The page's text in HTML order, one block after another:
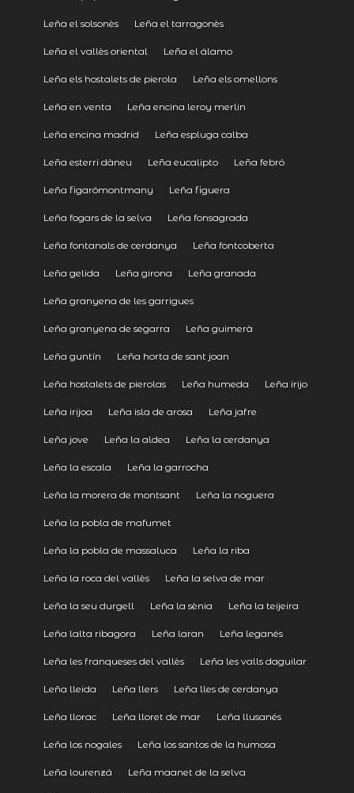
Leña el solsonès Leña el tarragonès
Leña el vallès oriental Leña el álamo
Leña els hostalets de pierola Leña els omellons
Leña en venta Leña encina leroy merlin
Leña encina madrid Leña espluga calba
Leña esterri dàneu Leña eucalipto Leña febró
Leña figarómontmany Leña figuera
Leña fogars de la selva Leña fonsagrada
Leña fontanals de cerdanya Leña fontcoberta
Leña gelida Leña girona Leña granada
Leña granyena de les garrigues
Leña granyena de segarra Leña guimerà
Leña guntín Leña horta de sant joan
Leña hostalets de pierolas Leña humeda Leña irijo
Leña irijoa Leña isla de arosa Leña jafre
Leña jove Leña la aldea Leña la cerdanya
Leña la escala Leña la garrocha
Leña la morera de montsant Leña la noguera
Leña la pobla de mafumet
Leña la pobla de massaluca Leña la riba
Leña la roca del vallès Leña la selva de mar
Leña la seu durgell Leña la sènia Leña la teijeira
Leña lalta ribagora Leña laran Leña leganés
Leña les franqueses del vallès Leña les valls daguilar
Leña lleida Leña llers Leña lles de cerdanya
Leña llorac Leña lloret de mar Leña llusanés
Leña los nogales Leña los santos de la humosa
Leña lourenzá Leña maanet de la selva